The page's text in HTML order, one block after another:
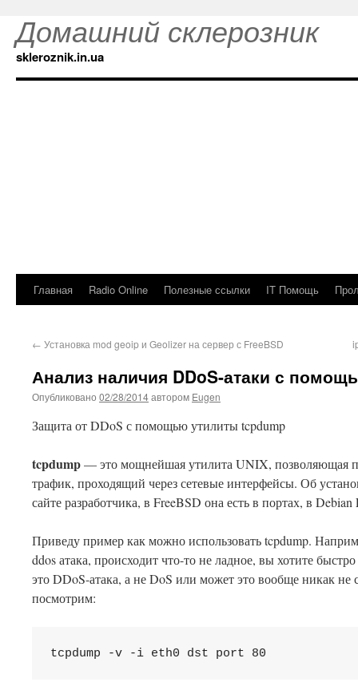
Домашний склерозник
skleroznik.in.ua
Главная Radio Online Полезные ссылки IT Помощь
← Установка mod geoip и Geolizer на сервер с FreeBSD
Анализ наличия DDoS-атаки с
Опубликовано 02/28/2014автором Eugen
Защита от DDoS с помощью утилиты tcpdump
tcpdump— это мощнейшая утилита UNIX, позволяющая
трафик, проходящий через сетевые интерфейсы. Об
сайте разработчика, в FreeBSD она есть в портах, в
Приведу пример как можно использовать tcpdump.
ddos атака, происходит что-то не ладное, вы хотите
это DDoS-атака, а не DoS или может это вообще никак
посмотрим:
tcpdump -v -i eth0 dst port 80